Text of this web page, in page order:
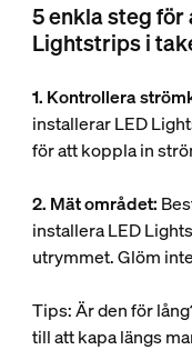
5 enkla steg
Lightstrips i
1. Kontrollera
installerar LED
för att koppla in
2. Mät området:
installera LED
utrymmet. Glöm
Tips: Är den för
till att kapa längs